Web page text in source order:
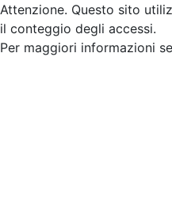
Attenzione. Questo sito
il conteggio degli accessi.
Per maggiori informazioni